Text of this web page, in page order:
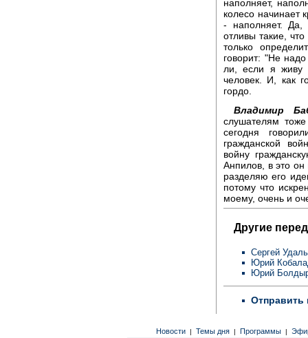
наполняет,
колесо начинает
- наполняет. Да,
отливы такие,
только
говорит: "Не
ли, если я живу
человек. И, как
гордо.
Владимир
слушателям
сегодня
гражданской
войну
Анпилов, в это
разделяю его
потому что
моему, очень и
Другие
Сергей
Юрий
Юрий
Отправить
Новости | Темы дня | Программы |